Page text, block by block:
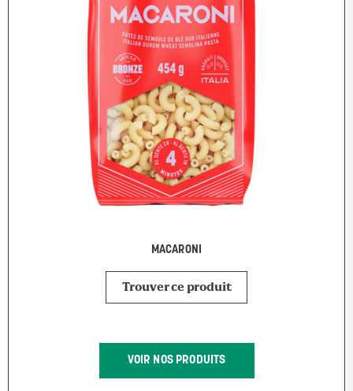
MACARONI
Trouver ce produit
VOIR NOS PRODUITS